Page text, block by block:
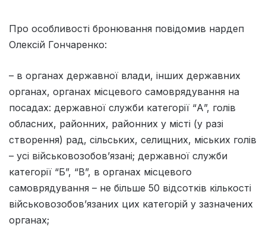
Про особливості бронювання повідомив нардеп
Олексій Гончаренко:
– в органах державної влади, інших державних
органах, органах місцевого самоврядування на
посадах: державної служби категорії “А”, голів
обласних, районних, районних у місті (у разі
створення) рад, сільських, селищних, міських голів
– усі військовозобов’язані; державної служби
категорії “Б”, “В”, в органах місцевого
самоврядування – не більше 50 відсотків кількості
військовозобов’язаних цих категорій у зазначених
органах;